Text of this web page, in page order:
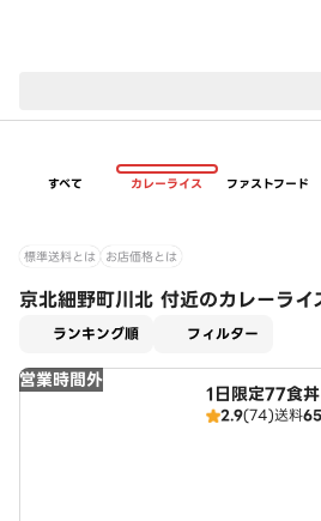
すべて カレーライス ファストフード
標準送料とは お店価格とは
京北細野町川北 付近のカレーライ
ランキング順 フィルター
営業時間外
1日限定77食
2.9(74)送料